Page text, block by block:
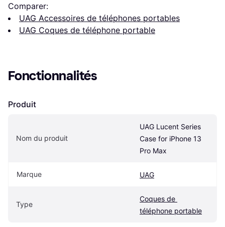
Comparer:
UAG Accessoires de téléphones portables
UAG Coques de téléphone portable
Fonctionnalités
Produit
Nom du produit
UAG Lucent Series
Case for iPhone 13
Pro Max
Marque UAG
Type
Coques de
téléphone portable